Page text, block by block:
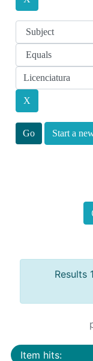
Start a
Results
Item hits: